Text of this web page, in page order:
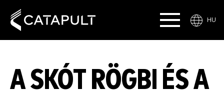
HU
A SKÓT RÖGBI ÉS A